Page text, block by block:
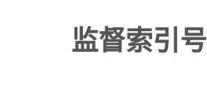
监督索引号